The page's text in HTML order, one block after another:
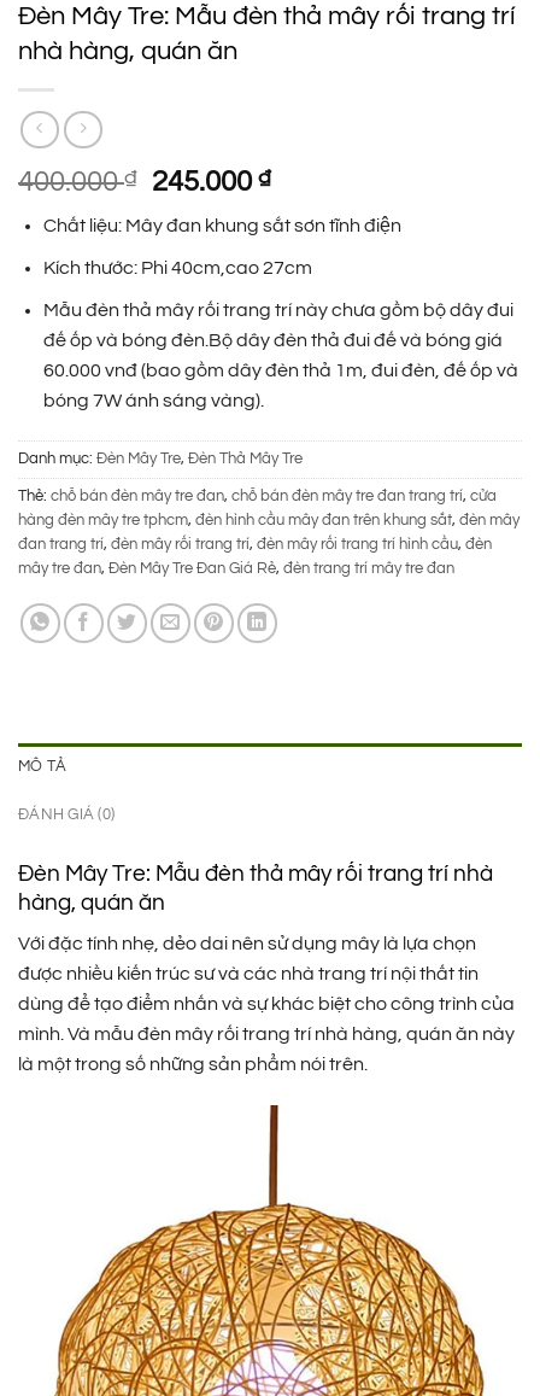
Đèn Mây Tre: Mẫu đèn thả mây rối trang trí
nhà hàng, quán ăn
400.000₫
Giá
là:
400.000 ₫.
245.000₫Giá
hiện
tại
là:
245.000 ₫.
Chất liệu: Mây đan khung sắt sơn tĩnh điện
Kích thước: Phi 40cm,cao 27cm
Mẫu đèn thả mây rối trang trí này chưa gồm bộ dây đui
đế ốp và bóng đèn.Bộ dây đèn thả đui đế và bóng giá
60.000 vnđ (bao gồm dây đèn thả 1m, đui đèn, đế ốp và
bóng 7W ánh sáng vàng).
Danh mục: Đèn Mây Tre, Đèn Thả Mây Tre
Thẻ: chỗ bán đèn mây tre đan, chỗ bán đèn mây tre đan trang trí, cửa
hàng đèn mây tre tphcm, đèn hình cầu mây đan trên khung sắt, đèn mây
đan trang trí, đèn mây rối trang trí, đèn mây rối trang trí hình cầu, đèn
mây tre đan, Đèn Mây Tre Đan Giá Rẻ, đèn trang trí mây tre đan
MÔ TẢ
ĐÁNH GIÁ (0)
Đèn Mây Tre: Mẫu đèn thả mây rối trang trí nhà
hàng, quán ăn
Với đặc tính nhẹ, dẻo dai nên sử dụng mây là lựa chọn
được nhiều kiến trúc sư và các nhà trang trí nội thất tin
dùng để tạo điểm nhấn và sự khác biệt cho công trình của
mình. Và mẫu đèn mây rối trang trí nhà hàng, quán ăn này
là một trong số những sản phẩm nói trên.